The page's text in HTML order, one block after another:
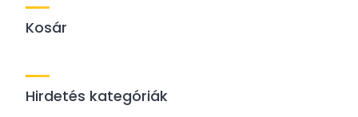
Kosár
Hirdetés kategóriák